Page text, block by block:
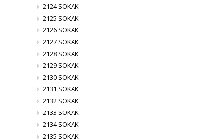
2124 SOKAK
2125 SOKAK
2126 SOKAK
2127 SOKAK
2128 SOKAK
2129 SOKAK
2130 SOKAK
2131 SOKAK
2132 SOKAK
2133 SOKAK
2134 SOKAK
2135 SOKAK